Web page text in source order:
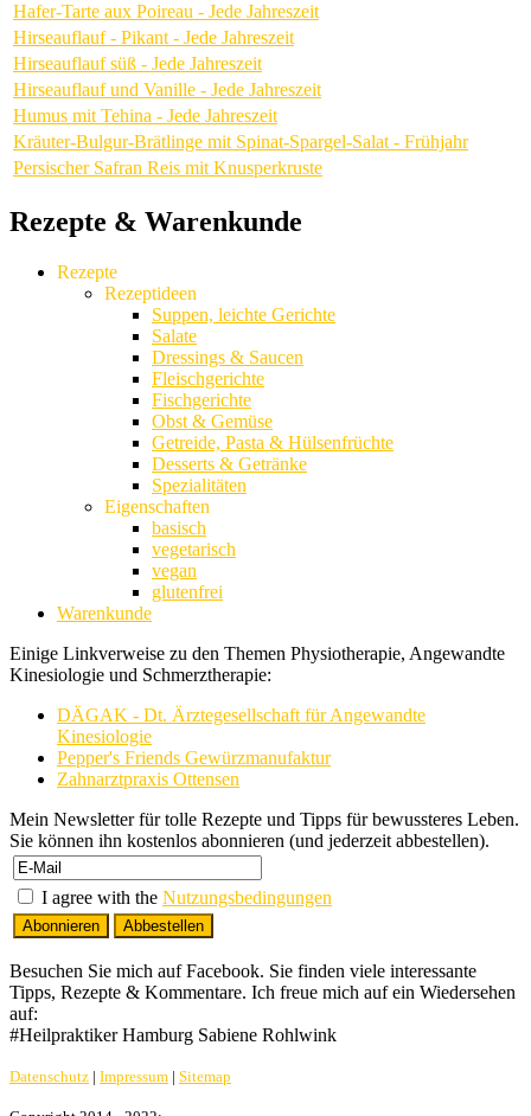
Hafer-Tarte aux Poireau - Jede Jahreszeit
Hirseauflauf - Pikant - Jede Jahreszeit
Hirseauflauf süß - Jede Jahreszeit
Hirseauflauf und Vanille - Jede Jahreszeit
Humus mit Tehina - Jede Jahreszeit
Kräuter-Bulgur-Brätlinge mit Spinat-Spargel-Salat - Frühjahr
Persischer Safran Reis mit Knusperkruste
Rezepte & Warenkunde
Rezepte
Rezeptideen
Suppen, leichte Gerichte
Salate
Dressings & Saucen
Fleischgerichte
Fischgerichte
Obst & Gemüse
Getreide, Pasta & Hülsenfrüchte
Desserts & Getränke
Spezialitäten
Eigenschaften
basisch
vegetarisch
vegan
glutenfrei
Warenkunde
Einige Linkverweise zu den Themen Physiotherapie, Angewandte
Kinesiologie und Schmerztherapie:
DÄGAK - Dt. Ärztegesellschaft für Angewandte
Kinesiologie
Pepper's Friends Gewürzmanufaktur
Zahnarztpraxis Ottensen
Mein Newsletter für tolle Rezepte und Tipps für bewussteres Leben.
Sie können ihn kostenlos abonnieren (und jederzeit abbestellen).
I agree with the Nutzungsbedingungen
Besuchen Sie mich auf Facebook. Sie finden viele interessante
Tipps, Rezepte & Kommentare. Ich freue mich auf ein Wiedersehen
auf:
#Heilpraktiker Hamburg Sabiene Rohlwink
Datenschutz | Impressum | Sitemap